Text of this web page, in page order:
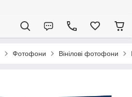
Фотофони Вінілові фотофони